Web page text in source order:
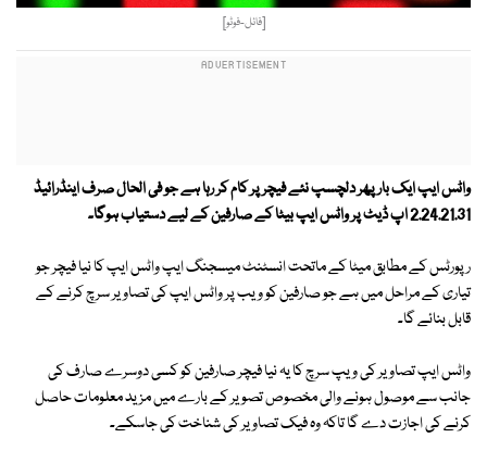
[فائل-فوٹو]
واٹس ایپ ایک بار پھر دلچسپ نئے فیچر پر کام کر رہا ہے جو فی الحال صرف اینڈرائیڈ
2.24.21.31 اپ ڈیٹ پر واٹس ایپ بیٹا کے صارفین کے لیے دستیاب ہوگا۔
رپورٹس کے مطابق میٹا کے ماتحت انسٹنٹ میسجنگ ایپ واٹس ایپ کا نیا فیچر جو
تیاری کے مراحل میں ہے جو صارفین کو ویب پر واٹس ایپ کی تصاویر سرچ کرنے کے
قابل بنائے گا۔
واٹس ایپ تصاویر کی ویپ سرچ کا یہ نیا فیچر صارفین کو کسی دوسرے صارف کی
جانب سے موصول ہونے والی مخصوص تصویر کے بارے میں مزید معلومات حاصل
کرنے کی اجازت دے گا تاکہ وہ فیک تصاویر کی شناخت کی جاسکے۔